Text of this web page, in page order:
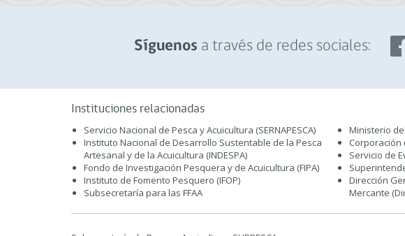
Síguenos a través de redes sociales:
Instituciones relacionadas
Servicio Nacional de Pesca y Acuicultura (SERNAPESCA)
Instituto Nacional de Desarrollo Sustentable de la Pesca
Artesanal y de la Acuicultura (INDESPA)
Fondo de Investigación Pesquera y de Acuicultura (FIPA)
Instituto de Fomento Pesquero (IFOP)
Subsecretaría para las FFAA
Ministerio
Corporación
Servicio de
Dirección
Mercante